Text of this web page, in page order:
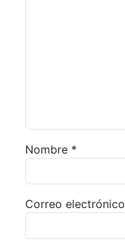
Nombre *
Correo electrónico